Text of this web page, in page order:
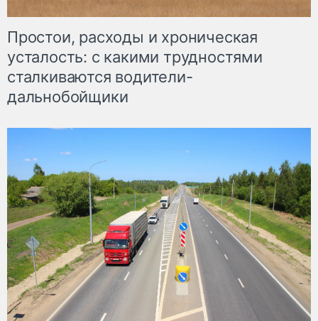
Простои, расходы и хроническая
усталость: с какими трудностями
сталкиваются водители-
дальнобойщики